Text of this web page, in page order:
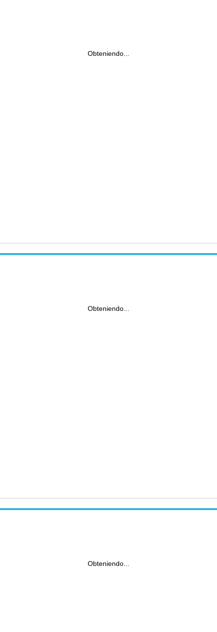
Obteniendo...
Obteniendo...
Obteniendo...